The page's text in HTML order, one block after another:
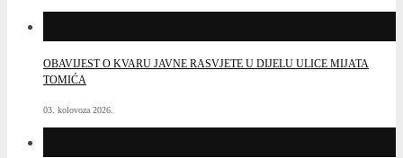
OBAVIJEST O KVARU JAVNE RASVJETE U DIJELU ULICE MIJATA
TOMIĆA
03. kolovoza 2026.